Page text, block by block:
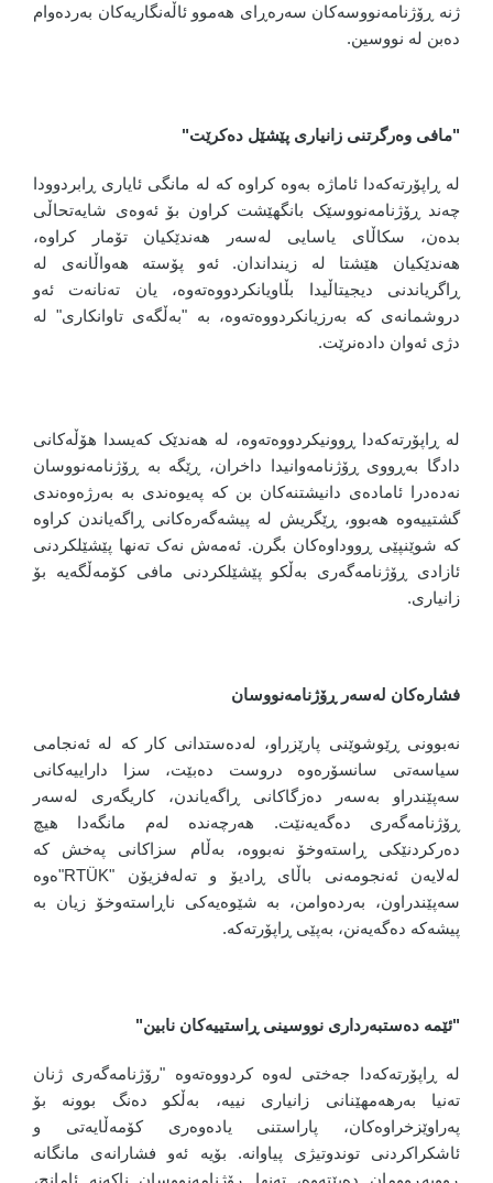
ژنە ڕۆژنامەنووسەکان سەرەڕای هەموو ئاڵەنگاریەکان بەردەوام
دەبن لە نووسین.
"مافی وەرگرتنی زانیاری پێشێل دەکرێت"
لە ڕاپۆرتەکەدا ئاماژە بەوە کراوە کە لە مانگی ئایاری ڕابردوودا
چەند ڕۆژنامەنووسێک بانگهێشت کراون بۆ ئەوەی شایەتحاڵی
بدەن، سکاڵای یاسایی لەسەر هەندێکیان تۆمار کراوە،
هەندێکیان هێشتا لە زینداندان. ئەو پۆستە هەواڵانەی لە
ڕاگریاندنی دیجیتاڵیدا بڵاویانکردووەتەوە، یان تەنانەت ئەو
دروشمانەی کە بەرزیانکردووەتەوە، بە "بەڵگەی تاوانکاری" لە
دژی ئەوان دادەنرێت.
لە ڕاپۆرتەکەدا ڕوونیکردووەتەوە، لە هەندێک کەیسدا هۆڵەکانی
دادگا بەڕووی ڕۆژنامەوانیدا داخران، ڕێگە بە ڕۆژنامەنووسان
نەدەدرا ئامادەی دانیشتنەکان بن کە پەیوەندی بە بەرژەوەندی
گشتییەوە هەبوو، ڕێگریش لە پیشەگەرەکانی ڕاگەیاندن کراوە
کە شوێنپێی ڕووداوەکان بگرن. ئەمەش نەک تەنها پێشێلکردنی
ئازادی ڕۆژنامەگەری بەڵکو پێشێلکردنی مافی کۆمەڵگەیە بۆ
زانیاری.
فشارەکان لەسەر ڕۆژنامەنووسان
نەبوونی ڕێوشوێنی پارێزراو، لەدەستدانی کار کە لە ئەنجامی
سیاسەتی سانسۆرەوە دروست دەبێت، سزا داراییەکانی
سەپێندراو بەسەر دەزگاکانی ڕاگەیاندن، کاریگەری لەسەر
ڕۆژنامەگەری دەگەیەنێت. هەرچەندە لەم مانگەدا هیچ
دەرکردنێکی ڕاستەوخۆ نەبووە، بەڵام سزاکانی پەخش کە
لەلایەن ئەنجومەنی باڵای ڕادیۆ و تەلەفزیۆن "RTÜK"ەوە
سەپێندراون، بەردەوامن، بە شێوەیەکی ناڕاستەوخۆ زیان بە
پیشەکە دەگەیەنن، بەپێی ڕاپۆرتەکە.
"ئێمە دەستبەرداری نووسینی ڕاستییەکان نابین"
لە ڕاپۆرتەکەدا جەختی لەوە کردووەتەوە "رۆژنامەگەری ژنان
تەنیا بەرهەمهێنانی زانیاری نییە، بەڵکو دەنگ بوونە بۆ
پەراوێزخراوەکان، پاراستنی یادەوەری کۆمەڵایەتی و
ئاشکراکردنی توندوتیژی پیاوانە. بۆیە ئەو فشارانەی مانگانە
ڕووبەڕوومان دەبێتەوە، تەنها ڕۆژنامەنووسان ناکەنە ئامانج،